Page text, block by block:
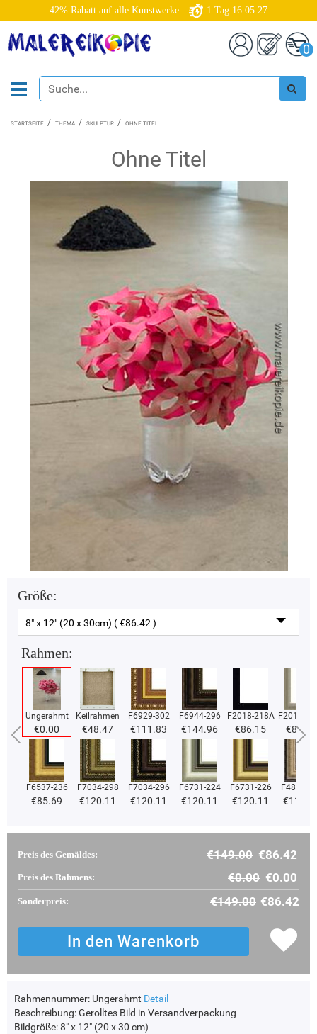
42% Rabatt auf alle Kunstwerke 1 Tag 16:05:26
0
STARTSEITE THEMA SKULPTUR OHNE TITEL
Ohne Titel
Größe:
8" x 12" (20 x 30cm) ( €86.42 )
Rahmen:
Ungerahmt
€0.00
Keilrahmen
€48.47
F6929-302
€111.83
F6944-296
€144.96
F2018-218A
€86.15
F2018-
€86.15
F6537-236
€85.69
F7034-298
€120.11
F7034-296
€120.11
F6731-224
€120.11
F6731-226
€120.11
F4827-
Preis des Gemäldes: €149.00 €86.42
Preis des Rahmens: €0.00 €0.00
Sonderpreis: €149.00 €86.42
Rahmennummer: Ungerahmt Detail
Beschreibung:Gerolltes Bild in Versandverpackung
Bildgröße:8" x 12" (20 x 30 cm)